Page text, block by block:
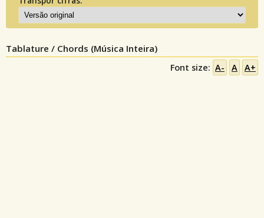
Tablature / Chords (Música Inteira)
Font size: A- A A+